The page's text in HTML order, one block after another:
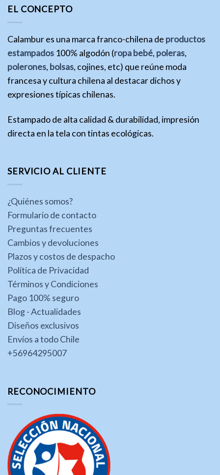
EL CONCEPTO
Calambur es una marca franco-chilena de productos
estampados 100% algodón (ropa bebé, poleras,
polerones, bolsas, cojines, etc) que reúne moda
francesa y cultura chilena al destacar dichos y
expresiones típicas chilenas.
Estampado de alta calidad & durabilidad, impresión
directa en la tela con tintas ecológicas.
SERVICIO AL CLIENTE
¿Quiénes somos?
Formulario de contacto
Preguntas frecuentes
Cambios y devoluciones
Plazos y costos de despacho
Política de Privacidad
Términos y Condiciones
Pago 100% seguro
Blog - Actualidades
Diseños exclusivos
Envíos a todo Chile
+56964295007
RECONOCIMIENTO